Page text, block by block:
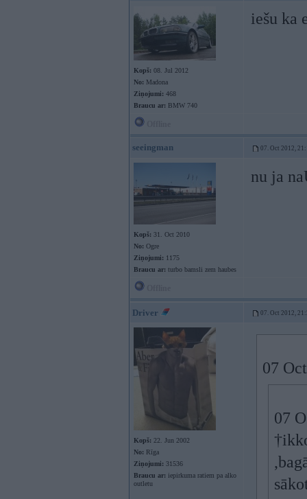
Kopš: 08. Jul 2012
No: Madona
Ziņojumi: 468
Braucu ar: BMW 740
iešu ka
seeingman 07. Oct 2012,
Kopš: 31. Oct 2010
No: Ogre
Ziņojumi: 1175
Braucu ar: turbo bamsli zem haubes
nu ja
Driver 07. Oct 2012,
Kopš: 22. Jun 2002
No: Rīga
Ziņojumi: 31536
Braucu ar: iepirkuma ratiem pa alko
outletu
07
07